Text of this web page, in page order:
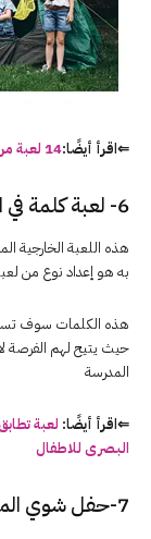
⇐اقرأ أيضًا:14 لعبة من ألعاب جماعية مسلية للأطفال في الروضة
6- لعبة كلمة في الهواء الطلق للأطفال
هذه اللعبة الخارجية
به هو إعداد نوع من
هذه الكلمات سوف
حيث يتيح لهم الفرصة
المدرسة
⇐اقرأ أيضًا: لعبة
البصرى للاطفال
7-حفل شوي المارشميلو على الفحم